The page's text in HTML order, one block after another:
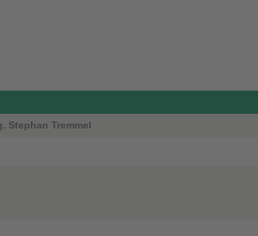
Stephan Tremmel